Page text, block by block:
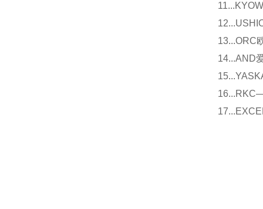
13...ORC
14...AND